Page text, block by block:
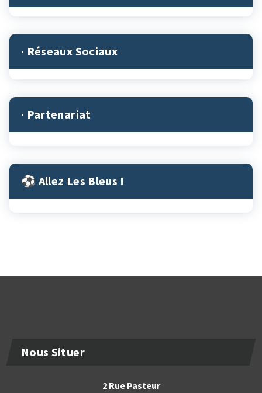
· Réseaux Sociaux
· Partenariat
⚽︎ Allez Les Bleus !
Nous Situer
2 Rue Pasteur